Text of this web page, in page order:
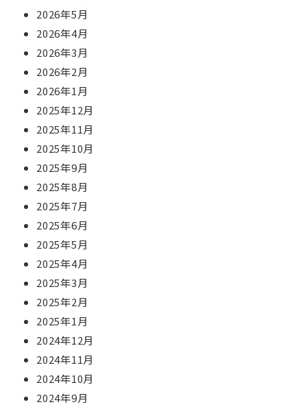
2026年5月
2026年4月
2026年3月
2026年2月
2026年1月
2025年12月
2025年11月
2025年10月
2025年9月
2025年8月
2025年7月
2025年6月
2025年5月
2025年4月
2025年3月
2025年2月
2025年1月
2024年12月
2024年11月
2024年10月
2024年9月